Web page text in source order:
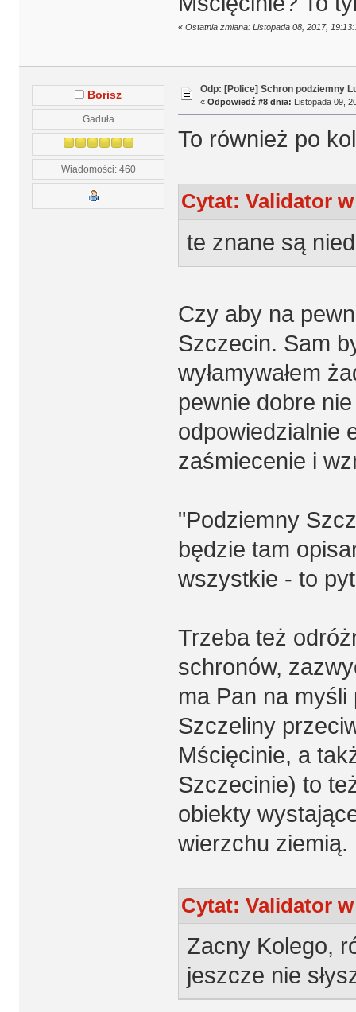
« Ostatnia zmiana: Listopada 08, 2017,
Borisz
Gaduła
Wiadomości: 460
Odp: [Police] Schron podziemny
« Odpowiedź #8 dnia: Listopada 09,
To również po
Cytat: Validator
te znane są
Czy aby na
Szczecin. Sam
wyłamywałem
pewnie dobre
odpowiedzialnie
zaśmiecenie i
"Podziemny
będzie tam
wszystkie - to
Trzeba też
schronów,
ma Pan na
Szczeliny
Mścięcinie, a
Szczecinie) to
obiekty
wierzchu ziemią.
Cytat: Validator
Zacny Kolego,
jeszcze nie